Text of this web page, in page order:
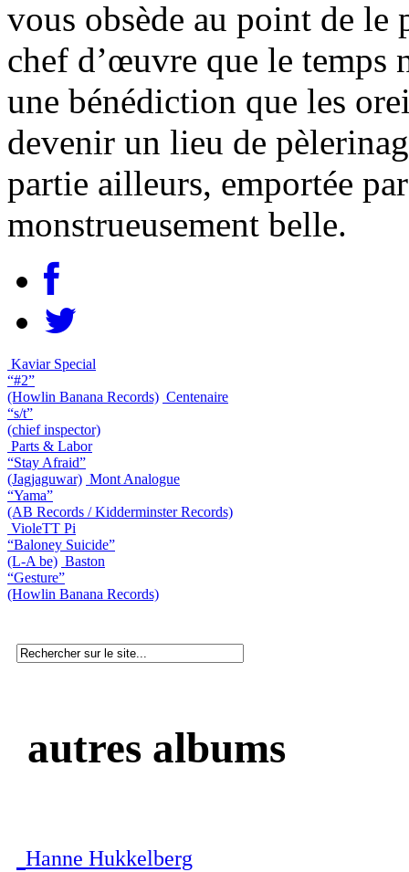
vous obsède au point de le
chef d’œuvre que le temps
une bénédiction que les
devenir un lieu de
partie ailleurs, emportée
monstrueusement belle.
Kaviar Special
“#2”
(Howlin Banana Records) Centenaire
“s/t”
(chief inspector)
Parts & Labor
“Stay Afraid”
(Jagjaguwar) Mont Analogue
“Yama”
(AB Records / Kidderminster Records)
VioleTT Pi
“Baloney Suicide”
(L-A be) Baston
“Gesture”
(Howlin Banana Records)
autres albums
Hanne Hukkelberg